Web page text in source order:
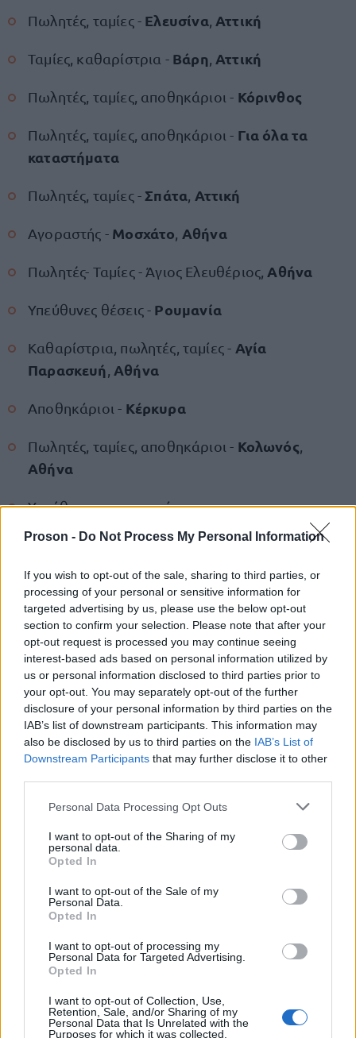
Proson - Do Not Process My Personal Information
If you wish to opt-out of the sale, sharing to third parties, or
processing of your personal or sensitive information for
targeted advertising by us, please use the below opt-out
section to confirm your selection. Please note that after your
opt-out request is processed you may continue seeing
interest-based ads based on personal information utilized by
us or personal information disclosed to third parties prior to
your opt-out. You may separately opt-out of the further
disclosure of your personal information by third parties on the
IAB’s list of downstream participants. This information may
also be disclosed by us to third parties on the IAB’s List of
Downstream Participants that may further disclose it to other
Please note that this website/app uses one or more Google
not limited to your visit or usage behaviour. You may click to
grant or deny consent to Google and its third-party tags to
use your data for below specified purposes in below Google
consent section.
Personal Data Processing Opt Outs
I want to opt-out of the Sharing of my
personal data.
Opted In
I want to opt-out of the Sale of my
Personal Data.
Opted In
I want to opt-out of processing my
Personal Data for Targeted Advertising.
Opted In
I want to opt-out of Collection, Use,
Retention, Sale, and/or Sharing of my
Personal Data that Is Unrelated with the
Purposes for which it was collected.
Πωλητές, ταμίες - Ελευσίνα Αττική
Ταμίες, καθαρίστρια - Βάρη Αττική
Πωλητές, ταμίες, αποθηκάριοι - Κόρινθος
Πωλητές, ταμίες, αποθηκάριοι - Για όλα τα
καταστήματα
Πωλητές, ταμίες - Σπάτα Αττική
Αγοραστής - Μοσχάτο Αθήνα
Πωλητές- Ταμίες - Άγιος Ελευθέριος, Αθήνα
Υπεύθυνες θέσεις - Ρουμανία
Καθαρίστρια, πωλητές, ταμίες - Αγία
Παρασκευή Αθήνα
Αποθηκάριοι - Κέρκυρα
Πωλητές, ταμίες, αποθηκάριοι - Κολωνός
Αθήνα
Υπεύθυνοι καταστημάτων
Πωλητές - Παγκράτι,Αθήνα
Πωλητές, ταμίες, βοηθοί αποθήκης - Πυλαία,
Θεσσαλονίκη
Υπεύθυνοι Αποθήκης
Πωλητές, ταμίες, επόπτες, αποθηκάριοι -Ίλιον
Αθήνα
Ταμίες, αποθηκάριοι -Βαρυμπόμπη,Αττική
Πωλητές, ταμίες, αποθηκάριοι -Άλιμος,Αθήνα
Πωλητές, ταμίες -
Μπορείτε να δείτε όλες τις θέσεις
που επικοινωνεί
το proson.gr και να στείλετε το βιογραφικό σας,
πατώνταςεδώ.
facebook, στοtiktok, στοtwitte
και